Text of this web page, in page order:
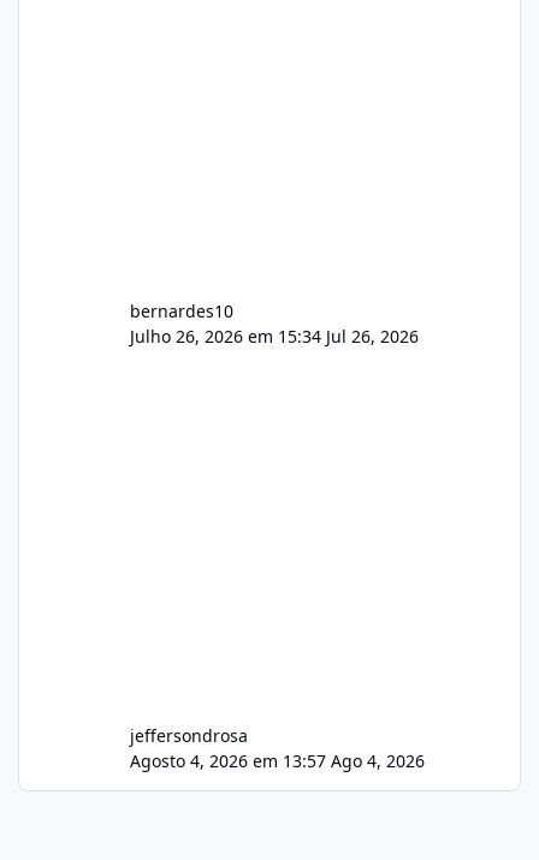
bernardes10
Julho 26, 2026 em 15:34 Jul 26, 2026
jeffersondrosa
Agosto 4, 2026 em 13:57 Ago 4, 2026